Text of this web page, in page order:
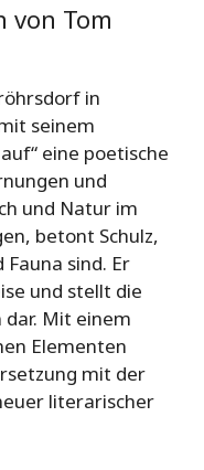
von Tom
in
seinem
eine poetische
und
und Natur im
betont Schulz,
Fauna sind. Er
und stellt die
Mit einem
Elementen
mit der
literarischer